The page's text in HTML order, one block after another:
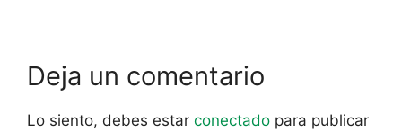
Deja un comentario
Lo siento, debes estar conectado para publicar